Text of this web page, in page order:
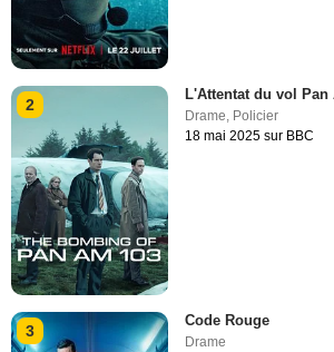
2
L'Attentat du vol Pan
Drame Policier
18 mai 2025 sur BBC
3
Code Rouge
Drame